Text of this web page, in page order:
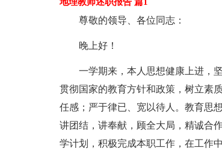
尊敬的领导、各位同志：
晚上好！
一学期来，本人思想健康上进，
贯彻国家的教育方针和政策，树立素
任感；严于律已、宽以待人。教育思
讲团结，讲奉献，顾全大局，精诚合
学计划，积极完成本职工作，在工作